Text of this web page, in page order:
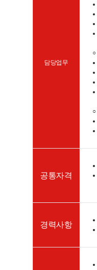
담당업무
○
○
공통자격
경력사항